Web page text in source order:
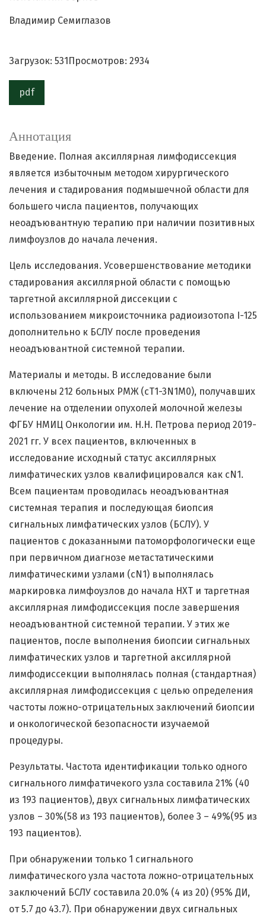
Владимир Семиглазов
Загрузок: 531 Просмотров: 2934
pdf
Аннотация
Введение. Полная аксиллярная лимфодиссекция
является избыточным методом хирургического
лечения и стадирования подмышечной области для
большего числа пациентов, получающих
неоадъювантную терапию при наличии позитивных
лимфоузлов до начала лечения.
Цель исследования. Усовершенствование методики
стадирования аксиллярной области с помощью
таргетной аксиллярной диссекции с
использованием микроисточника радиоизотопа I-125
дополнительно к БСЛУ после проведения
неоадъювантной системной терапии.
Материалы и методы. В исследование были
включены 212 больных РМЖ (сT1-3N1M0), получавших
лечение на отделении опухолей молочной железы
ФГБУ НМИЦ Онкологии им. Н.Н. Петрова период 2019-
2021 гг. У всех пациентов, включенных в
исследование исходный статус аксиллярных
лимфатических узлов квалифицировался как сN1.
Всем пациентам проводилась неоадъювантная
системная терапия и последующая биопсия
сигнальных лимфатических узлов (БСЛУ). У
пациентов с доказанными патоморфологически еще
при первичном диагнозе метастатическими
лимфатическими узлами (cN1) выполнялась
маркировка лимфоузлов до начала НХТ и таргетная
аксиллярная лимфодиссекция после завершения
неоадъювантной системной терапии. У этих же
пациентов, после выполнения биопсии сигнальных
лимфатических узлов и таргетной аксиллярной
лимфодиссекции выполнялась полная (стандартная)
аксиллярная лимфодиссекция с целью определения
частоты ложно-отрицательных заключений биопсии
и онкологической безопасности изучаемой
процедуры.
Результаты. Частота идентификации только одного
сигнального лимфатичекого узла составила 21% (40
из 193 пациентов), двух сигнальных лимфатических
узлов – 30%(58 из 193 пациентов), более 3 – 49%(95 из
193 пациентов).
При обнаружении только 1 сигнального
лимфатического узла частота ложно-отрицательных
заключений БСЛУ составила 20.0% (4 из 20) (95% ДИ,
от 5.7 до 43.7). При обнаружении двух сигнальных